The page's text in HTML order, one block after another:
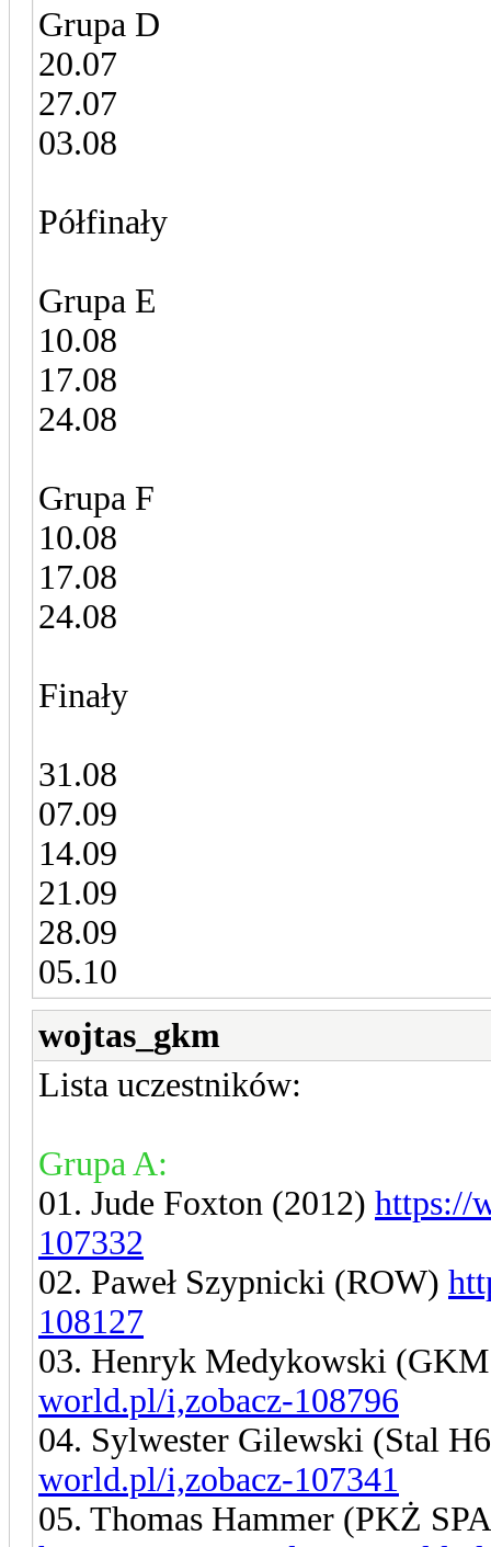
Grupa D
20.07
27.07
03.08
Półfinały
Grupa E
10.08
17.08
24.08
Grupa F
10.08
17.08
24.08
Finały
31.08
07.09
14.09
21.09
28.09
05.10
wojtas_gkm
Lista uczestników:
Grupa A:
01. Jude Foxton (2012) https://
107332
02. Paweł Szypnicki (ROW)
108127
03. Henryk Medykowski
world.pl/i,zobacz-108796
04. Sylwester Gilewski (Stal
world.pl/i,zobacz-107341
05. Thomas Hammer (PKŻ